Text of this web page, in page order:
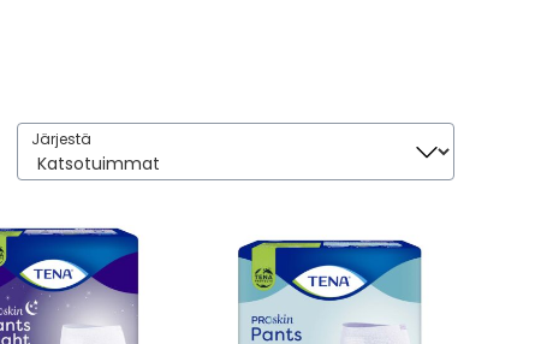
Järjestä
Järjestä